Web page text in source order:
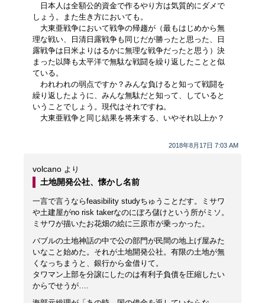
2018年8月17日 7:03 AM
日本人は全額公的資金で作るやり方は気質的にダメで
しょう。また生き方においても。
大東亜戦争において戦争の帰趨が（最もはじめから無
理な戦い、日清日露戦争も同じだが勝ったと思った、日
露戦争は日米よりはるかに無理な戦争だったと思う）決
まった以降も太平洋で無駄な戦闘を繰り返したことと似
ている。
われわれの弱点ですか？みんな負けると知って戦闘を
繰り返したように、みんな無駄だと知って、していると
いうことでしょう。現代はそれですね。
大東亜戦争と同じ結果を将来する、いやそれ以上か？
volcano より
土地開発公社、懐かし名前
一言で言うならfeasibility studyちゅうことだす。ミサワ
や土建屋がno risk takerなのにぼろ儲けという所がミソ。
ミサワが描いたお花畑の絵に三原市が乗っかった。
バブルの土地神話の中で公の部門が民間の地上げ屋みた
いなこと始めた。それが土地開発公社。有限の土地が無
くなっちまうと、銀行から金借りて。
タワマン上部を分譲にしたのは有利子負債を圧縮したい
からでせうが….